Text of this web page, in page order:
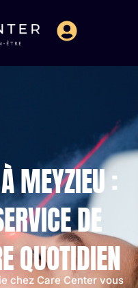
MEYZIEU :
DE
QUOTIDIEN
chez Care Center vous